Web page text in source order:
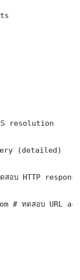
resolution
(detailed)
HTTP
# ทดสอบ URL